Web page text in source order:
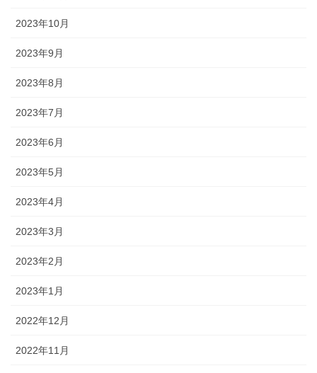
2023年10月
2023年9月
2023年8月
2023年7月
2023年6月
2023年5月
2023年4月
2023年3月
2023年2月
2023年1月
2022年12月
2022年11月